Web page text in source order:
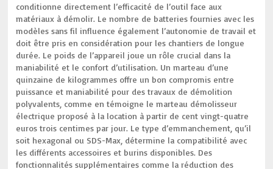
conditionne directement l’efficacité de l’outil face aux
matériaux à démolir. Le nombre de batteries fournies avec les
modèles sans fil influence également l’autonomie de travail et
doit être pris en considération pour les chantiers de longue
durée. Le poids de l’appareil joue un rôle crucial dans la
maniabilité et le confort d’utilisation. Un marteau d’une
quinzaine de kilogrammes offre un bon compromis entre
puissance et maniabilité pour des travaux de démolition
polyvalents, comme en témoigne le marteau démolisseur
électrique proposé à la location à partir de cent vingt-quatre
euros trois centimes par jour. Le type d’emmanchement, qu’il
soit hexagonal ou SDS-Max, détermine la compatibilité avec
les différents accessoires et burins disponibles. Des
fonctionnalités supplémentaires comme la réduction des